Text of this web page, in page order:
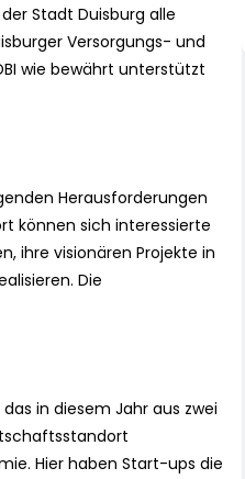
Stadt Duisburg alle
Versorgungs- und
wie bewährt unterstützt
Herausforderungen
können sich interessierte
ihre visionären Projekte in
Die
in diesem Jahr aus zwei
Hier haben Start-ups die